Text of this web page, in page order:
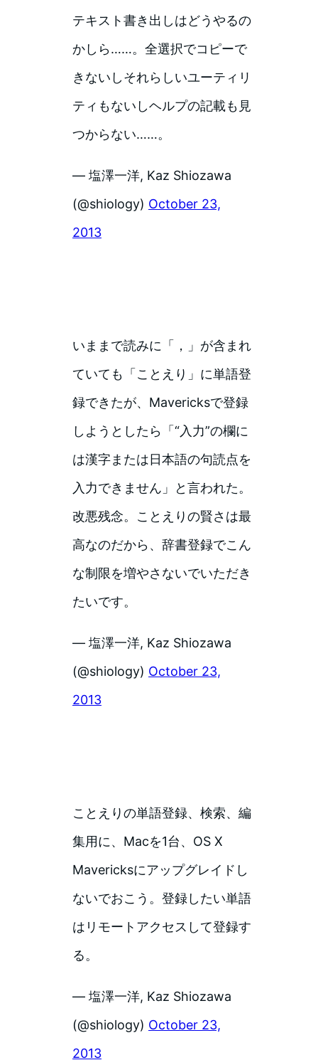
テキスト書き出しはどうやるの
かしら……。全選択でコピーで
きないしそれらしいユーティリ
ティもないしヘルプの記載も見
つからない……。
— 塩澤一洋, Kaz Shiozawa
(@shiology) October 23,
2013
いままで読みに「，」が含まれ
ていても「ことえり」に単語登
録できたが、Mavericksで登録
しようとしたら「“入力”の欄に
は漢字または日本語の句読点を
入力できません」と言われた。
改悪残念。ことえりの賢さは最
高なのだから、辞書登録でこん
な制限を増やさないでいただき
たいです。
— 塩澤一洋, Kaz Shiozawa
(@shiology) October 23,
2013
ことえりの単語登録、検索、編
集用に、Macを1台、OS X
Mavericksにアップグレイドし
ないでおこう。登録したい単語
はリモートアクセスして登録す
る。
— 塩澤一洋, Kaz Shiozawa
(@shiology) October 23,
2013